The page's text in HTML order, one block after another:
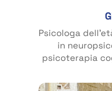
Psicologa
in
psicoterapia